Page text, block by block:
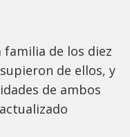
familia de los diez
de ellos, y
de ambos